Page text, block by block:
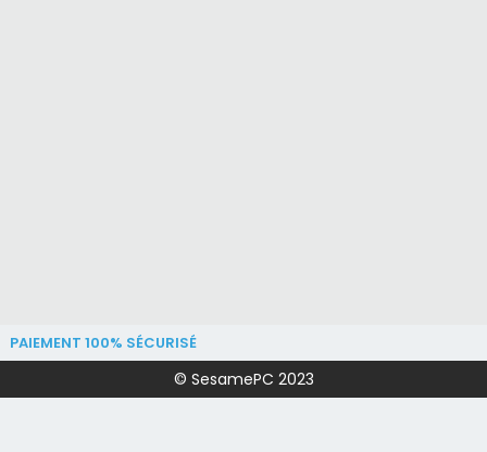
PAIEMENT 100% SÉCURISÉ
© SesamePC 2023